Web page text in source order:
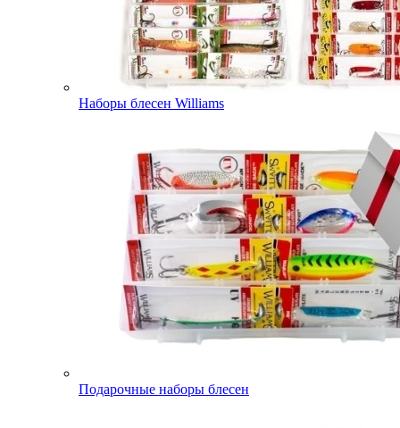
Наборы блесен Williams
Подарочные наборы блесен